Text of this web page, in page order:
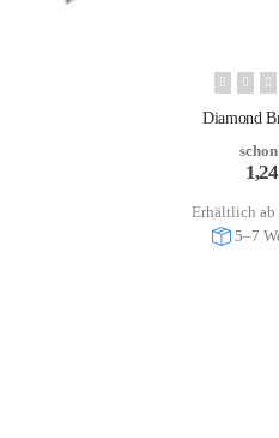
Diamond
Erhältlich ab
5–7